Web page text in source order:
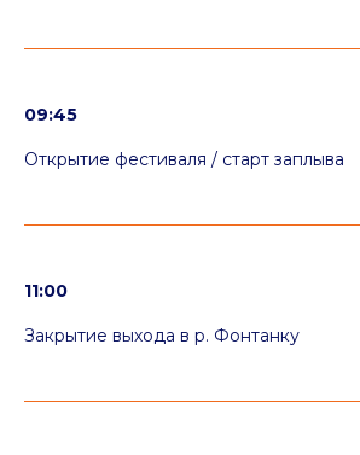
09:45
Открытие фестиваля / старт заплыва
11:00
Закрытие выхода в р. Фонтанку
фестиваля прошло награждение
жюри выбрало несколько
Конкурсы